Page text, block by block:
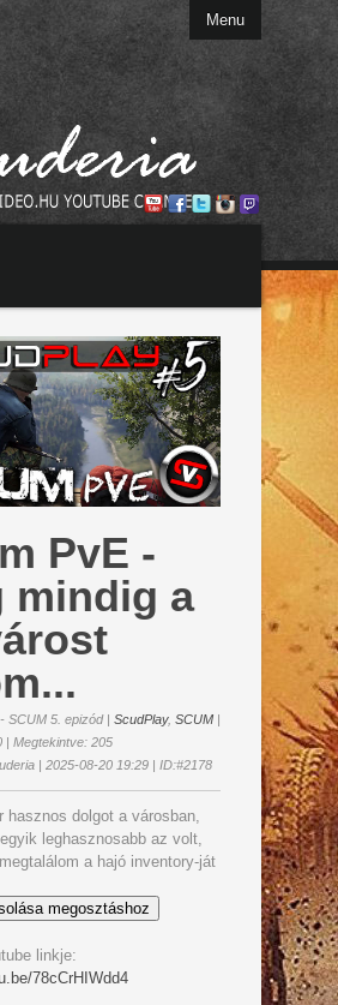
Menu
PvE -
mindig a
SCUM 5. epizód| ScudPlay, SCUM|
| Megtekintve: 205
| 2025-08-20 19:29 | ID:#2178
hasznos dolgot a városban,
leghasznosabb az volt,
a hajó inventory-ját
megosztáshoz
linkje:
78cCrHIWdd4